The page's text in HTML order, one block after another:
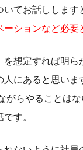
てお話しします
ションなど必要
を想定すれば明
人にあると思い
がらやることは
す。